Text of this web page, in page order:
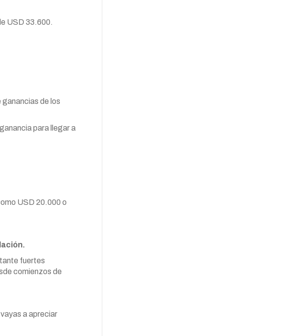
USD 33.600.
ganancias de los
para llegar a
USD 20.000 o
fuertes
comienzos de
a apreciar